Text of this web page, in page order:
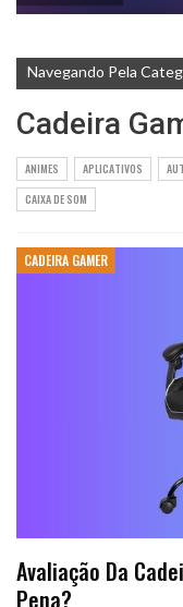
Navegando Pela
Cadeira
ANIMES APLICATIVOS
CAIXA DE SOM
CADEIRA GAMER
Avaliação Da
Pena?